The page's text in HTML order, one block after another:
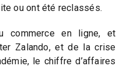
ou ont été reclassés.
commerce en ligne, et
Zalando, et de la crise
le chiffre d’affaires